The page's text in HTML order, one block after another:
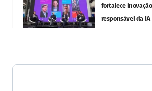
fortalece
responsável da IA